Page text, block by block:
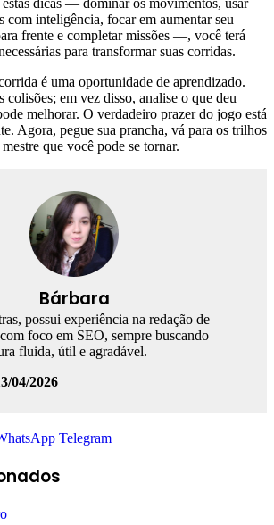
dicas — dominar os movimentos, usar
com inteligência, focar em aumentar seu
frente e completar missões —, você terá
para transformar suas corridas.
é uma oportunidade de aprendizado.
colisões; em vez disso, analise o que deu
melhorar. O verdadeiro prazer do jogo está
Agora, pegue sua prancha, vá para os trilhos
que você pode se tornar.
Bárbara
possui experiência na redação de
foco em SEO, sempre buscando
fluida, útil e agradável.
04/2026
Telegram